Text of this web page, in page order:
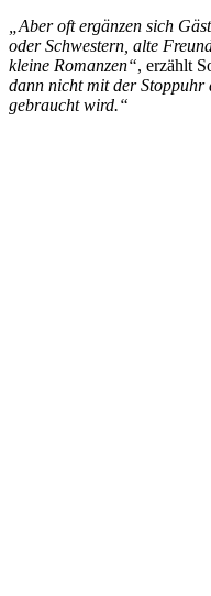
„Aber oft ergänzen sich
oder Schwestern, alte
kleine Romanzen“, erzählt
dann nicht mit der Stoppuhr
gebraucht wird.“